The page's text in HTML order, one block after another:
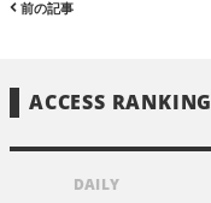
前の記事
ACCESS RANKING
DAILY